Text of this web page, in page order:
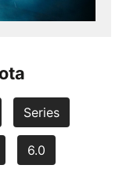
Series
6.0